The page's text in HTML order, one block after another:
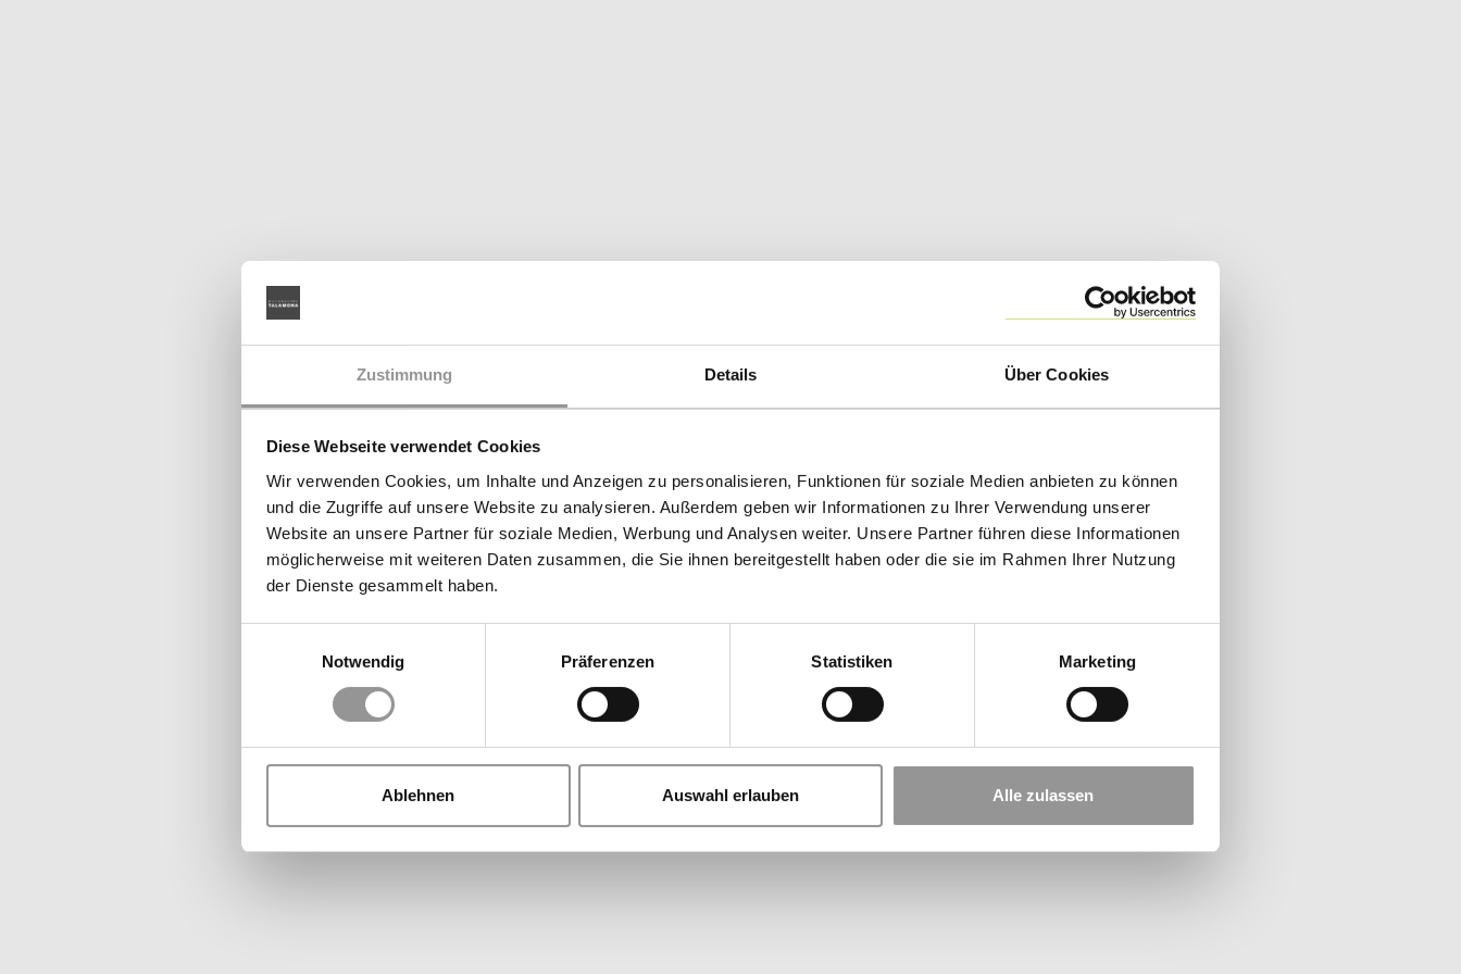
Zustimmung Details Über Cookies
Diese Webseite verwendet Cookies
Wir verwenden Cookies, um Inhalte und Anzeigen zu personalisieren, Funktionen für soziale Medien anbieten zu können
und die Zugriffe auf unsere Website zu analysieren. Außerdem geben wir Informationen zu Ihrer Verwendung unserer
Website an unsere Partner für soziale Medien, Werbung und Analysen weiter. Unsere Partner führen diese Informationen
möglicherweise mit weiteren Daten zusammen, die Sie ihnen bereitgestellt haben oder die sie im Rahmen Ihrer Nutzung
der Dienste gesammelt haben.
Notwendig
Präferenzen Statistiken Marketing
Ablehnen Auswahl erlauben Alle zulassen